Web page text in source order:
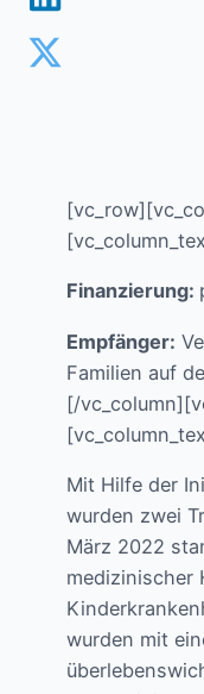
Finanzierung:
Empfänger:
Familien auf
[/
Mit Hilfe der
wurden zwei
März 2022
medizinischer
wurden mit